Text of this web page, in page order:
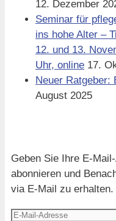
12. Dezember
Seminar für
ins hohe Alter –
12. und 13.
Uhr, online 17.
Neuer Ratgeber:
August 2025
Geben Sie Ihre E-
abonnieren und
via E-Mail zu erhalten.
E-